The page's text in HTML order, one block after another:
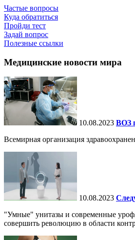
Частые вопросы
Куда обратиться
Пройди тест
Задай вопрос
Полезные ссылки
Медицинские новости мира
10.08.2023 ВОЗ
Всемирная организация
10.08.2023
"Умные" унитазы и современные
совершить революцию в области